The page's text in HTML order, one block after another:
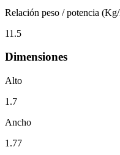
Relación peso / potencia
11.5
Dimensiones
Alto
1.7
Ancho
1.77